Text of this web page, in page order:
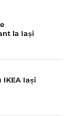
la Iași
Iași